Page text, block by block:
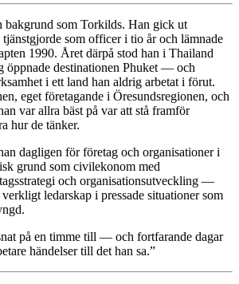
bakgrund som Torkilds. Han gick ut
som officer i tio år och lämnade
1990. Året därpå stod han i Thailand
öppnade destinationen Phuket — och
i ett land han aldrig arbetat i förut.
eget företagande i Öresundsregionen, och
var allra bäst på var att stå framför
hur de tänker.
dagligen för företag och organisationer i
grund som civilekonom med
och organisationsutveckling —
ledarskap i pressade situationer som
på en timme till — och fortfarande dagar
händelser till det han sa.”